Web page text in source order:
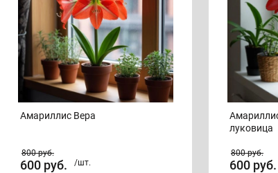
Амариллис Вера
800руб.
600 руб. /шт.
луковица
800руб.
600 руб.